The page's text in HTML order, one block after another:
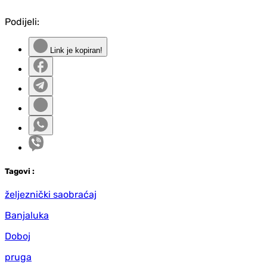
Podijeli:
Link je kopiran!
Tagovi :
željeznički saobraćaj
Banjaluka
Doboj
pruga